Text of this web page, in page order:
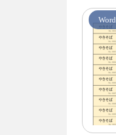
Word